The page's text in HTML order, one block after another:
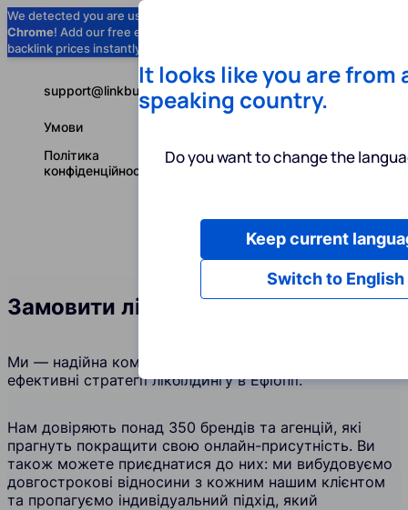
We detected you are using
Chrome! Add our free extension to check
backlink prices instantly as you browse.
Послуги
Українська
support@linkbuilder.com
Умови
Політика
конфіденційності
Замовити лінкбілдинг в Ефіопії
Ми — надійна компанія, яка створює та підтримує
ефективні стратегії лікбілдингу в Ефіопії.
Нам довіряють понад 350 брендів та агенцій, які
прагнуть покращити свою онлайн-присутність. Ви
також можете приєднатися до них: ми вибудовуємо
довгострокові відносини з кожним нашим клієнтом
та пропагуємо індивідуальний підхід, який
It looks like you are from
speaking country.
Do you want to change the
Switch to English
Keep current